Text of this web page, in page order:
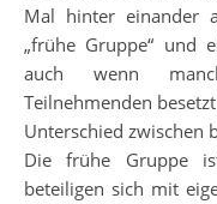
Mal hinter einander
„frühe Gruppe“ und
auch wenn
Teilnehmenden
Unterschied zwischen
Die frühe Gruppe
beteiligen sich mit